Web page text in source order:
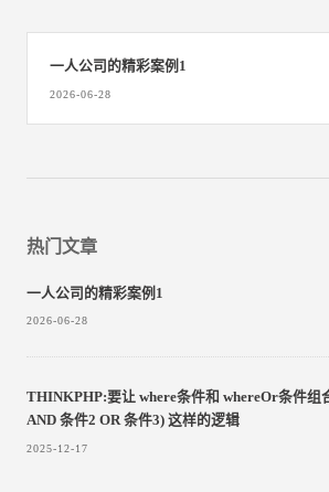
一人公司的精彩案例1
2026-06-28
热门文章
一人公司的精彩案例1
2026-06-28
THINKPHP:要让 where条件和 whereOr条件组
AND 条件2 OR 条件3)​ 这样的逻辑
2025-12-17